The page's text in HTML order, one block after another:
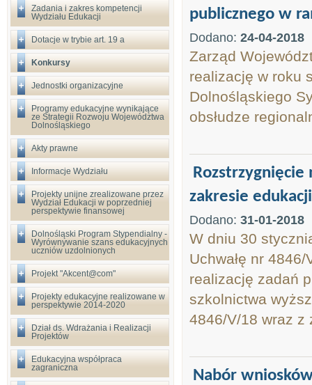
Zadania i zakres kompetencji
Wydziału Edukacji
Dotacje w trybie art. 19 a
Konkursy
Jednostki organizacyjne
Programy edukacyjne wynikające
ze Strategii Rozwoju Województwa
Dolnośląskiego
Akty prawne
Informacje Wydziału
Projekty unijne zrealizowane przez
Wydział Edukacji w poprzedniej
perspektywie finansowej
Dolnośląski Program Stypendialny -
Wyrównywanie szans edukacyjnych
uczniów uzdolnionych
Projekt "Akcent@com"
Projekty edukacyjne realizowane w
perspektywie 2014-2020
Dział ds. Wdrażania i Realizacji
Projektów
Edukacyjna współpraca
zagraniczna
publicznego w
Dodano: 24-04-2018
Zarząd
realizację w roku
Dolnośląskiego
obsłudze
Rozstrzygnięcie
zakresie
Dodano: 31-01-2018
W dniu 30
Uchwałę nr
realizację zadań
szkolnictwa
4846/V/18 wraz z
Nabór